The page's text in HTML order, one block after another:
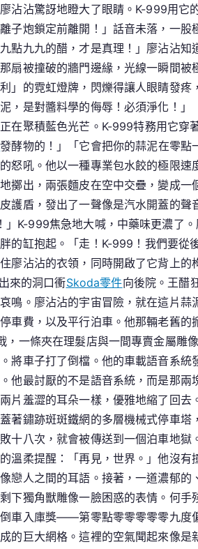
沾驚訝地瞪大了眼睛。K-999用它
炮鎖定前離開！」話音未落，一股
點九九的醋，才是真理！」廖沾沾
扇被撞破的牆門邊緣，光線一瞬間被
的霓虹燈牌，閃爍得讓人眼睛發疼
是對醬料學的侮辱！必須淨化！」
在聚積藍色光芒。K-999特務用它穿
發酵物的！」「它會把你的蒜泥在零點
怒吼。他以一種專業包水餃的極限
擲出，兩張麵皮在空中交疊，變成一
護盾，發出了一聲像是汽水開蓋的
K-999焦急地大喊，中藥味更濃了
的缸抱起。「走！K-999！我們要從
廖沾沾的衣領，同時開啟了它背上的
來的洞口衝Skoda零件向後院。王醋
。廖沾沾的宇宙冒險，就在這片蒜
車費，以及平行泊車。他那輛老舊的
一條夾在理髮店與一間專賣金屬雕
車子打了倒檔。他的車載語音系統
他最討厭的不是語音系統，而是那兩
羞澀的耳朵一樣，優雅地縮了回去
著鏽跡斑斑鐵網的多層機械式停車塔
十八次，就會被傳送到一個泊車地
溫柔提醒：「再見，世界。」他沒
戀人之間的耳語。接著，一道濃郁
下獨角獸雕像一臉困惑的表情。何手
車入庫獎——第零點零零零零零九度
的巨大網格。這裡的空氣聞起來像